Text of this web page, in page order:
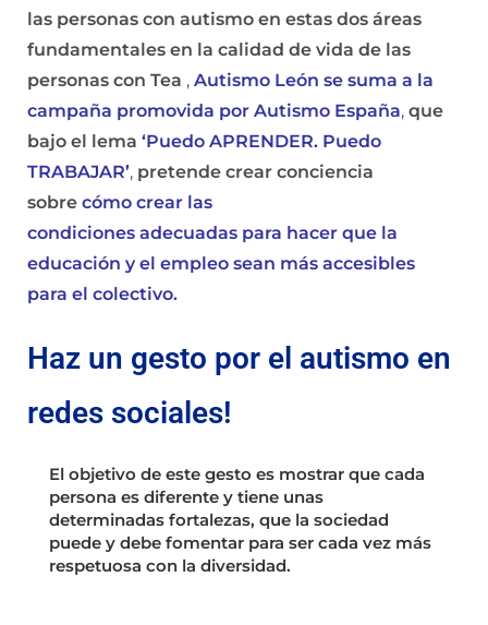
las personas con autismo en estas dos áreas
fundamentales en la calidad de vida de las
personas con Tea , Autismo León se suma a la
campaña promovida por Autismo España, que
bajo el lema ‘Puedo APRENDER. Puedo
TRABAJAR’, pretende crear conciencia
sobre cómo crear las
condiciones adecuadas para hacer que la
educación y el empleo sean más accesibles
para el colectivo.
Haz un gesto por el autismo en
redes sociales!
El objetivo de este gesto es mostrar que cada
persona es diferente y tiene unas
determinadas fortalezas, que la sociedad
puede y debe fomentar para ser cada vez más
respetuosa con la diversidad.